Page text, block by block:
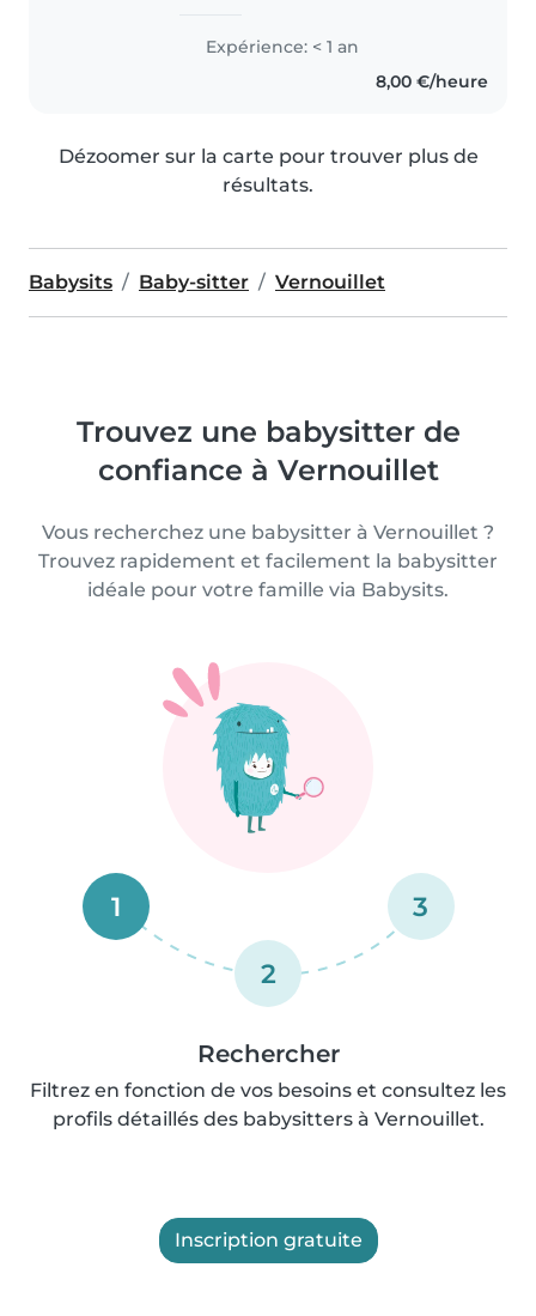
Expérience: < 1 an
8,00 €/heure
Dézoomer sur la carte pour trouver plus de
résultats.
Babysits Baby-sitter Vernouillet
Trouvez une babysitter de
confiance à Vernouillet
Vous recherchez une babysitter à Vernouillet ?
Trouvez rapidement et facilement la babysitter
idéale pour votre famille via Babysits.
1
2
3
Rechercher
Filtrez en fonction de vos besoins et consultez les
profils détaillés des babysitters à Vernouillet.
Inscription gratuite